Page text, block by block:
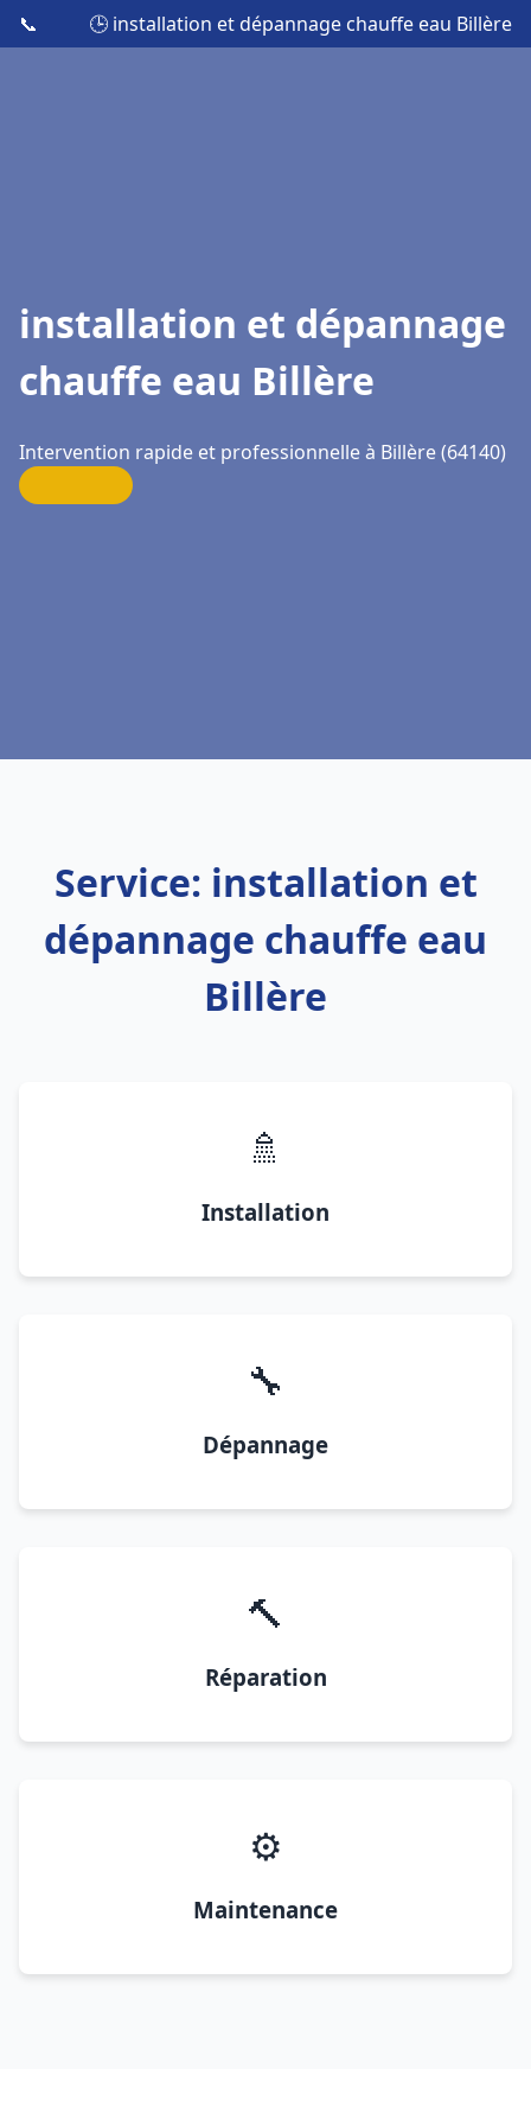
📞 🕒 installation et dépannage chauffe eau Billère
installation et dépannage
chauffe eau Billère
Intervention rapide et professionnelle à Billère (64140)
Service: installation et
dépannage chauffe eau
Billère
🚿
Installation
🔧
Dépannage
🔨
Réparation
⚙️
Maintenance